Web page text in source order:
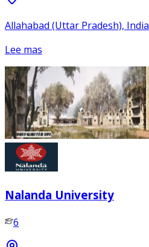
Allahabad (Uttar Pradesh), India
Lee mas
Nalanda University
6